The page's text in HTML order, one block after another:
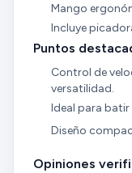
Mango
Incluye
Puntos
Control de
versatilidad.
Ideal para
Diseño
Opiniones